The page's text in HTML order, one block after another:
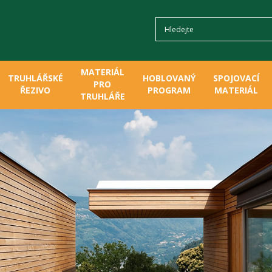
TRUHLÁŘSKÉ
ŘEZIVO
MATERIÁL
PRO
TRUHLÁŘE
HOBLOVANÝ
PROGRAM
SPOJOVACÍ
MATERIÁL